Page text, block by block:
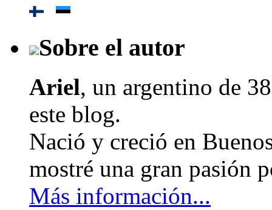
Sobre el autor
Ariel, un argentino de
este blog.
Nació y creció en
mostré una gran pasión
Más información...